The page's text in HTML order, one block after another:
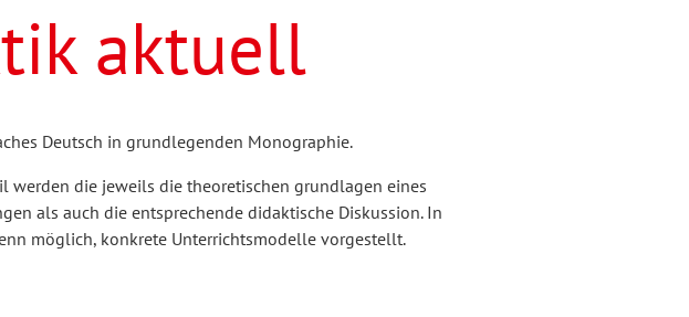
aktuell
Deutsch in grundlegenden Monographie.
werden die jeweils die theoretischen grundlagen eines
als auch die entsprechende didaktische Diskussion. In
möglich, konkrete Unterrichtsmodelle vorgestellt.